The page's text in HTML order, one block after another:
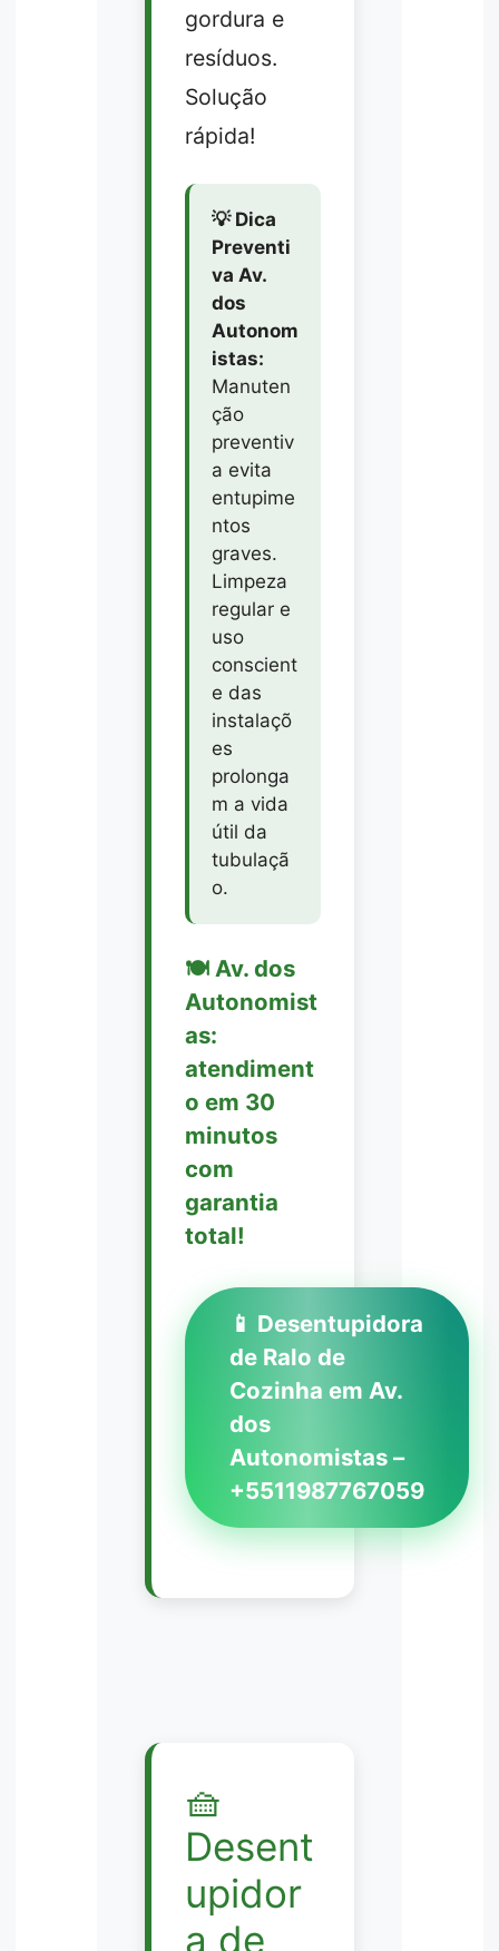
gordura e
resíduos.
Solução
rápida!
💡 Dica
Preventi
va Av.
dos
Autonom
istas:
Manuten
ção
preventiv
a evita
entupime
ntos
graves.
Limpeza
regular e
uso
conscient
e das
instalaçõ
es
prolonga
m a vida
útil da
tubulaçã
o.
🍽️ Av. dos
Autonomist
as:
atendiment
o em 30
minutos
com
garantia
total!
📱 Desentupidora
de Ralo de
Cozinha em Av.
dos
Autonomistas –
+5511987767059
🧺
Desent
upidor
a de